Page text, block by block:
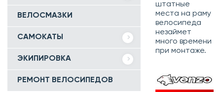
ВЕЛОСМАЗКИ
САМОКАТЫ
ЭКИПИРОВКА
РЕМОНТ ВЕЛОСИПЕДОВ
штатные
места на раму
велосипеда
незаймет
много времени
при монтаже.